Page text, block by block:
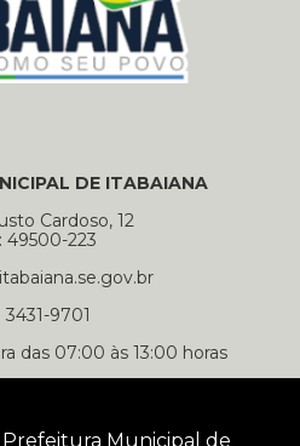
DE ITABAIANA
Cardoso, 12
49500-223
3431-9701
das 07:00 às 13:00 horas
Municipal de